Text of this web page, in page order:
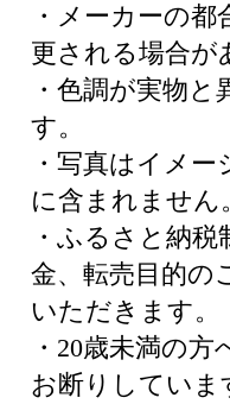
・メーカーの
更される場合が
・色調が実物と
す。
・写真はイメ
に含まれません
・ふるさと納
金、転売目的の
いただきます。
・20歳未満の方
お断りしていま